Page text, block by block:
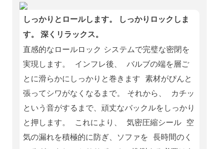
しっかりとロールします。 しっかりロックしま
す。 深くリラックス。
直感的なロールロック システムで完璧な密閉を
実現します。
インフレ後、
バルブの端を層ご
とに滑らかにしっかりと巻きます 素材がぴんと
張ってシワがなくなるまで。 それから、
カチッ
という音がするまで、頑丈なバックルをしっかり
と押します。
これにより、 気密圧縮シール 空
気の漏れを積極的に防ぎ、ソファを 長時間のく